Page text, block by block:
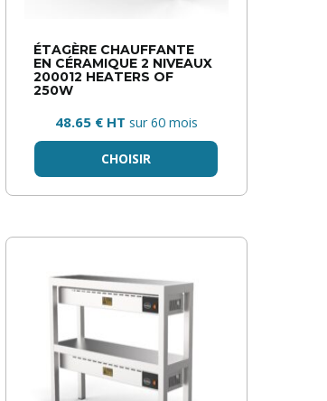
ÉTAGÈRE CHAUFFANTE
EN CÉRAMIQUE 2 NIVEAUX
200012 HEATERS OF
250W
48.65 € HT sur 60 mois
CHOISIR